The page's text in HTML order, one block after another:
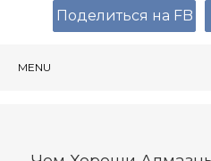
MENU
Поделиться на FB